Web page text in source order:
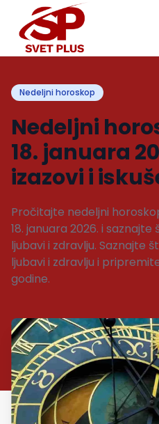
Nedeljni horoskop
Nedeljni
18. januara
izazovi i
Pročitajte nedeljni
18. januara 2026. i
ljubavi i zdravlju. Saznajte
ljubavi i zdravlju i
godine.